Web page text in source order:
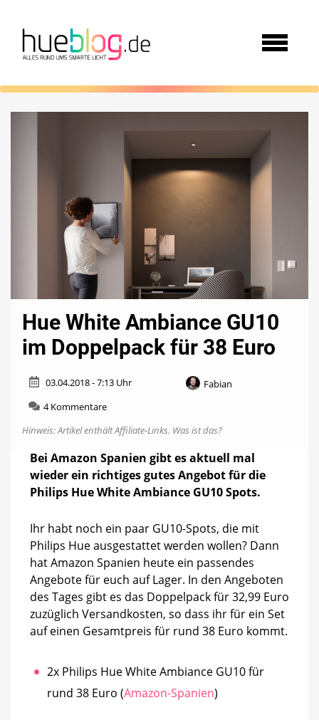
Hue White Ambiance GU10
im Doppelpack für 38 Euro
03.04.2018 - 7:13 Uhr
Fabian
4 Kommentarezu
White
GU10
im
Doppelpack
für
Euro
Hinweis: Artikel enthält Affiliate-Links. Was ist das?
Bei Amazon Spanien gibt es aktuell mal
wieder ein richtiges gutes Angebot für die
Philips Hue White Ambiance GU10 Spots.
Ihr habt noch ein paar GU10-Spots, die mit
Philips Hue ausgestattet werden wollen? Dann
hat Amazon Spanien heute ein passendes
Angebote für euch auf Lager. In den Angeboten
des Tages gibt es das Doppelpack für 32,99 Euro
zuzüglich Versandkosten, so dass ihr für ein Set
auf einen Gesamtpreis für rund 38 Euro kommt.
2x Philips Hue White Ambiance GU10 für
rund 38 Euro (Amazon-Spanien)